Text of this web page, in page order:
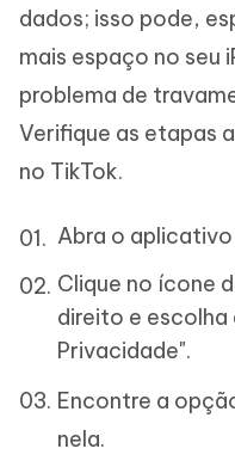
dados; isso pode,
mais espaço no seu
problema de
Verifique as etapas
no TikTok.
Abra o aplicativo
Clique no ícone
direito e
Privacidade".
Encontre a
nela.